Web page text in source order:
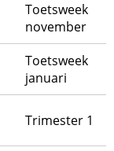
Toetsweek
november
Toetsweek
januari
Trimester 1